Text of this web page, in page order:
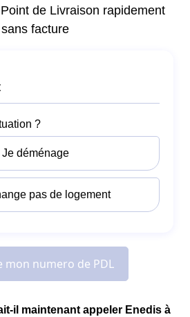
il maintenant appeler Enedis à